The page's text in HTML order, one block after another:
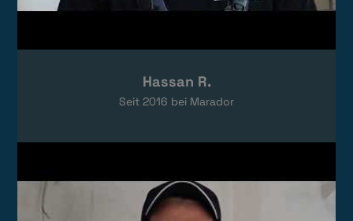
Das Video wird von YouTube eingebettet.
Hassan R.
Seit 2016 bei Marador